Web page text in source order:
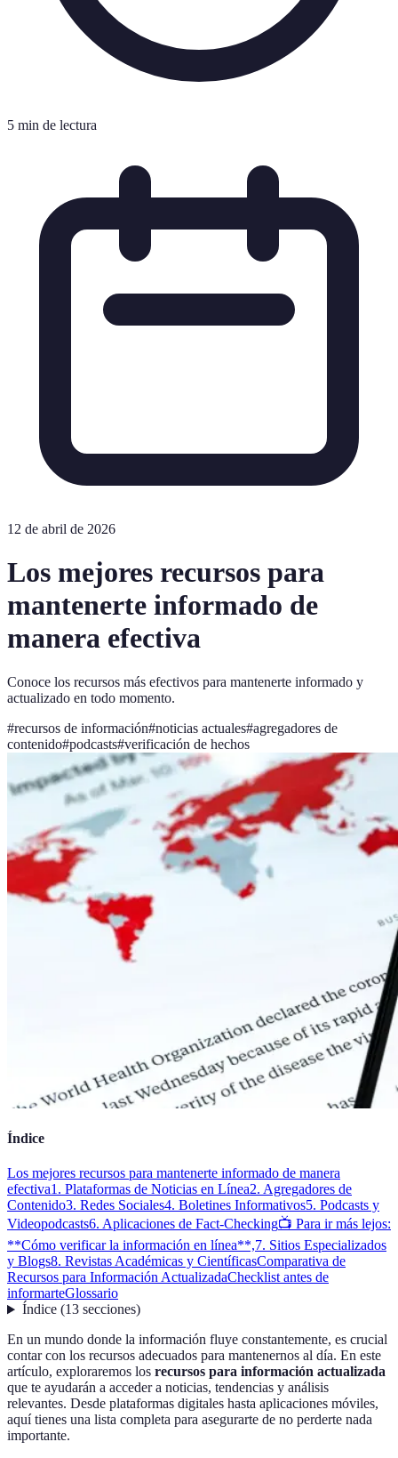
5 min de lectura
12 de abril de 2026
Los mejores recursos para
mantenerte informado de
manera efectiva
Conoce los recursos más efectivos para mantenerte informado y
actualizado en todo momento.
#recursos de información#noticias actuales#agregadores de
contenido#podcasts#verificación de hechos
Índice
Los mejores recursos para mantenerte informado de manera
efectiva1. Plataformas de Noticias en Línea2. Agregadores de
Contenido3. Redes Sociales4. Boletines Informativos5. Podcasts y
Videopodcasts6. Aplicaciones de Fact-Checking📺 Para ir más lejos:
**Cómo verificar la información en línea**,7. Sitios Especializados
y Blogs8. Revistas Académicas y CientíficasComparativa de
Recursos para Información ActualizadaChecklist antes de
informarteGlossario
Índice(13 secciones)
En un mundo donde la información fluye constantemente, es crucial
contar con los recursos adecuados para mantenernos al día. En este
artículo, exploraremos los recursos para información actualizada
que te ayudarán a acceder a noticias, tendencias y análisis
relevantes. Desde plataformas digitales hasta aplicaciones móviles,
aquí tienes una lista completa para asegurarte de no perderte nada
importante.